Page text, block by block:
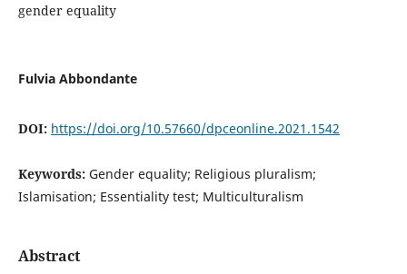
gender equality
Fulvia Abbondante
DOI: https://doi.org/10.57660/dpceonline.2021.1542
Keywords: Gender equality; Religious pluralism;
Islamisation; Essentiality test; Multiculturalism
Abstract